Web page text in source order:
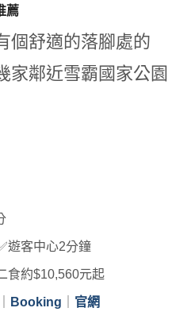
薦
個舒適的落腳處的
家鄰近雪霸國家公園
遊客中心2分鐘
食約$10,560元起
Booking 官網